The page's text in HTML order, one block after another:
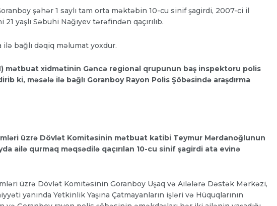
şəhər 1 saylı tam orta məktəbin 10-cu sinif şagirdi, 2007-ci il
yaşlı Səbuhi Nağıyev tərəfindən qaçırılıb.
ilə bağlı dəqiq məlumat yoxdur.
mətbuat xidmətinin Gəncə regional qrupunun baş inspektoru polis
ki, məsələ ilə bağlı Goranboy Rayon Polis Şöbəsində araşdırma
üzrə Dövlət Komitəsinin mətbuat katibi Teymur Mərdanoğlunun
ailə qurmaq məqsədilə qaçırılan 10-cu sinif şagirdi ata evinə
üzrə Dövlət Komitəsinin Goranboy Uşaq və Ailələrə Dəstək Mərkəzi,
yanında Yetkinlik Yaşına Çatmayanların işləri və Hüquqlarının